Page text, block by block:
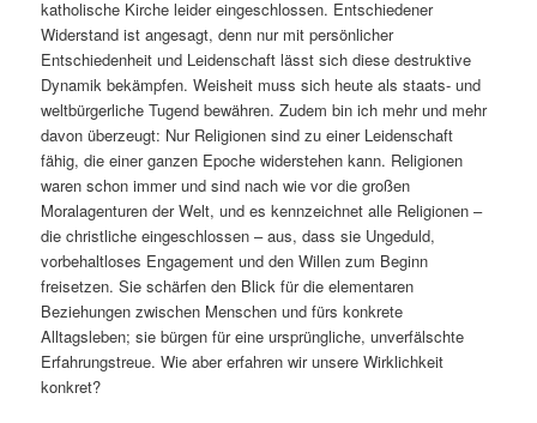
katholische Kirche leider eingeschlossen. Entschiedener
Widerstand ist angesagt, denn nur mit persönlicher
Entschiedenheit und Leidenschaft lässt sich diese destruktive
Dynamik bekämpfen. Weisheit muss sich heute als staats- und
weltbürgerliche Tugend bewähren. Zudem bin ich mehr und mehr
davon überzeugt: Nur Religionen sind zu einer Leidenschaft
fähig, die einer ganzen Epoche widerstehen kann. Religionen
waren schon immer und sind nach wie vor die großen
Moralagenturen der Welt, und es kennzeichnet alle Religionen –
die christliche eingeschlossen – aus, dass sie Ungeduld,
vorbehaltloses Engagement und den Willen zum Beginn
freisetzen. Sie schärfen den Blick für die elementaren
Beziehungen zwischen Menschen und fürs konkrete
Alltagsleben; sie bürgen für eine ursprüngliche, unverfälschte
Erfahrungstreue. Wie aber erfahren wir unsere Wirklichkeit
konkret?